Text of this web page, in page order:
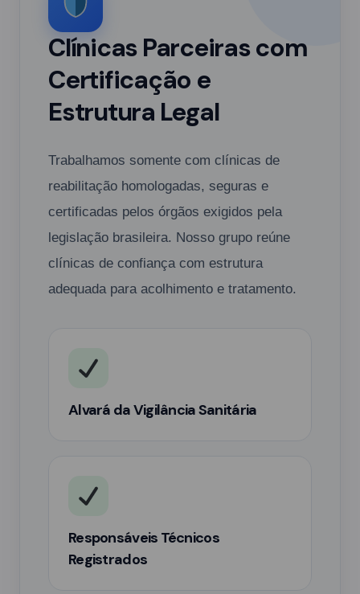
Clínicas Parceiras com
Certificação e
Estrutura Legal
Trabalhamos somente com clínicas de
reabilitação homologadas, seguras e
certificadas pelos órgãos exigidos pela
legislação brasileira. Nosso grupo reúne
clínicas de confiança com estrutura
adequada para acolhimento e tratamento.
Alvará da Vigilância Sanitária
Responsáveis Técnicos
Registrados